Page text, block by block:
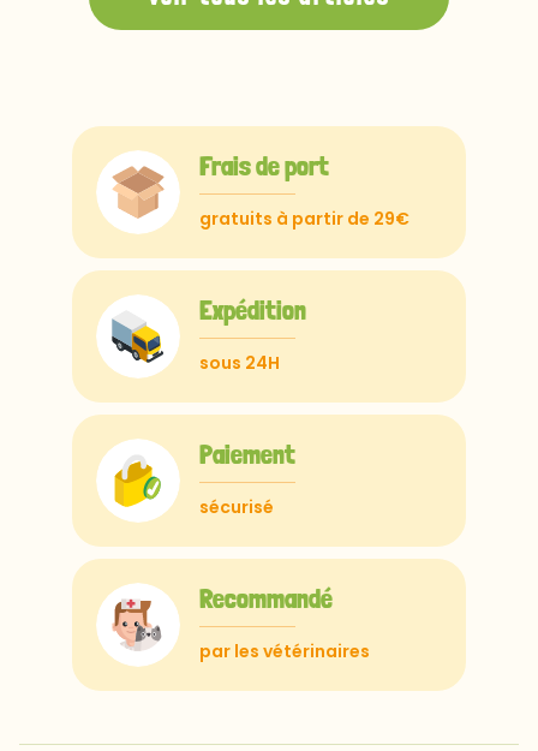
Frais de port
gratuits à partir de 29€
Expédition
sous 24H
Paiement
sécurisé
Recommandé
par les vétérinaires